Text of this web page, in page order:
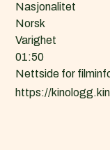
i
l
(
.
Nasjonalitet
Norsk
Varighet
01:50
Nettside for
https://